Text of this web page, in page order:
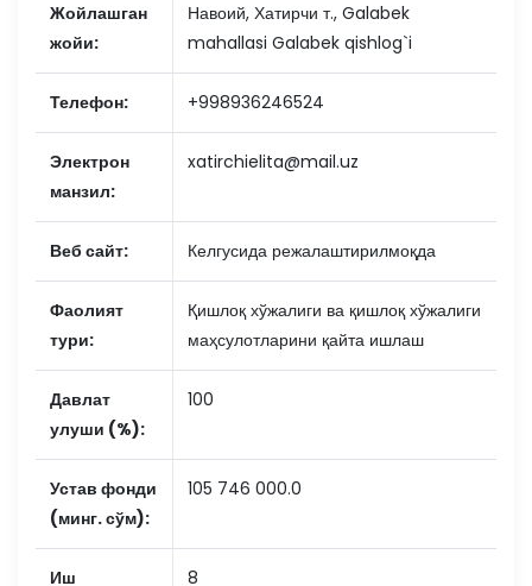
Жойлашган
жойи:
Навоий, Хатирчи т., Galabek
mahallasi Galabek qishlog`i
Телефон: +998936246524
Электрон
манзил:
xatirchielita@mail.uz
Веб сайт: Келгусида режалаштирилмоқда
Фаолият
тури:
Қишлоқ хўжалиги ва қишлоқ хўжалиги
маҳсулотларини қайта ишлаш
Давлат
улуши (%):
100
Устав фонди
(минг. сўм):
105 746 000.0
Иш 8